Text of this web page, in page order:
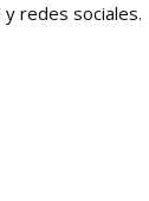
redes sociales.